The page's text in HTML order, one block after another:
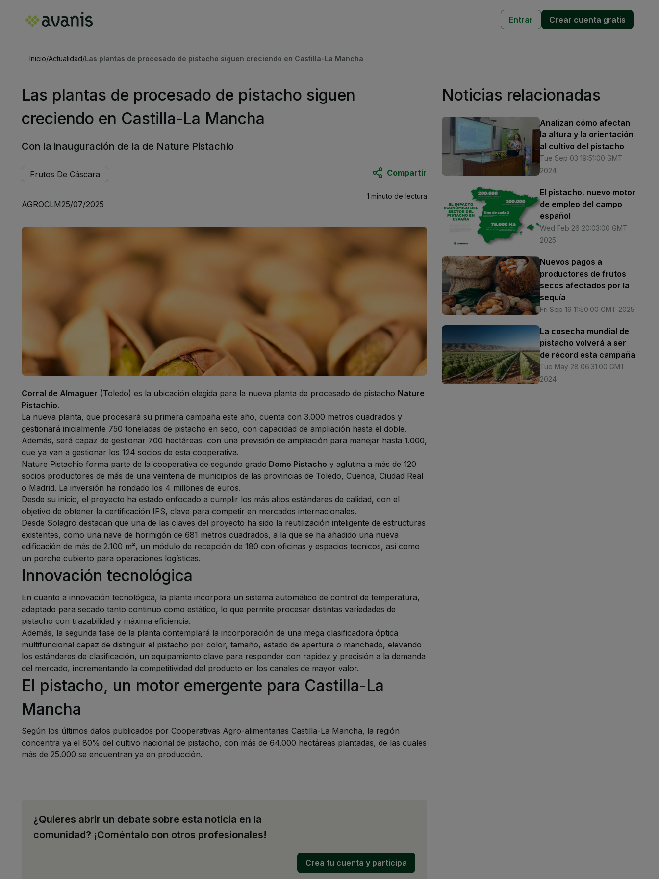
Entrar Crear cuenta gratis
Inicio/Actualidad/Las plantas de procesado de pistacho siguen creciendo en Castilla-La Mancha
Las plantas de procesado de pistacho siguen
creciendo en Castilla-La Mancha
Con la inauguración de la de Nature Pistachio
Frutos De Cáscara Compartir
AGROCLM25/07/2025
1 minuto de lectura
Corral de Almaguer (Toledo) es la ubicación elegida para la nueva planta de procesado de pistacho Nature
Pistachio.
La nueva planta, que procesará su primera campaña este año, cuenta con 3.000 metros cuadrados y
gestionará inicialmente 750 toneladas de pistacho en seco, con capacidad de ampliación hasta el doble.
Además, será capaz de gestionar 700 hectáreas, con una previsión de ampliación para manejar hasta 1.000,
que ya van a gestionar los 124 socios de esta cooperativa.
Nature Pistachio forma parte de la cooperativa de segundo grado Domo Pistacho y aglutina a más de 120
socios productores de más de una veintena de municipios de las provincias de Toledo, Cuenca, Ciudad Real
o Madrid. La inversión ha rondado los 4 millones de euros.
Desde su inicio, el proyecto ha estado enfocado a cumplir los más altos estándares de calidad, con el
objetivo de obtener la certificación IFS, clave para competir en mercados internacionales.
Desde Solagro destacan que una de las claves del proyecto ha sido la reutilización inteligente de estructuras
existentes, como una nave de hormigón de 681 metros cuadrados, a la que se ha añadido una nueva
edificación de más de 2.100 m², un módulo de recepción de 180 con oficinas y espacios técnicos, así como
un porche cubierto para operaciones logísticas.
Innovación tecnológica
En cuanto a innovación tecnológica, la planta incorpora un sistema automático de control de temperatura,
adaptado para secado tanto continuo como estático, lo que permite procesar distintas variedades de
pistacho con trazabilidad y máxima eficiencia.
Además, la segunda fase de la planta contemplará la incorporación de una mega clasificadora óptica
multifuncional capaz de distinguir el pistacho por color, tamaño, estado de apertura o manchado, elevando
los estándares de clasificación, un equipamiento clave para responder con rapidez y precisión a la demanda
del mercado, incrementando la competitividad del producto en los canales de mayor valor.
El pistacho, un motor emergente para Castilla-La
Mancha
Según los últimos datos publicados por Cooperativas Agro-alimentarias Castilla-La Mancha, la región
concentra ya el 80% del cultivo nacional de pistacho, con más de 64.000 hectáreas plantadas, de las cuales
más de 25.000 se encuentran ya en producción.
¿Quieres abrir un debate sobre esta noticia en la
comunidad? ¡Coméntalo con otros profesionales!
Crea tu cuenta y participa
Noticias relacionadas
Analizan cómo afectan
la altura y la orientación
al cultivo del pistacho
Tue Sep 03 19:51:00 GMT
2024
El pistacho, nuevo motor
de empleo del campo
español
Wed Feb 26 20:03:00 GMT
2025
Nuevos pagos a
productores de frutos
secos afectados por la
sequía
Fri Sep 19 11:50:00 GMT 2025
La cosecha mundial de
pistacho volverá a ser
de récord esta campaña
Tue May 28 06:31:00 GMT
2024